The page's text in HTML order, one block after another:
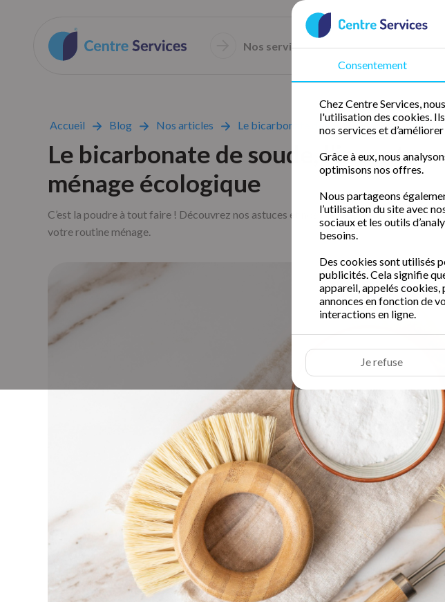
Nos services 50 % de crédit d’impôt
Consentement
Chez Centre Services,
l'utilisation des cookies.
nos services et
Grâce à eux, nous
optimisons nos offres.
Nous partageons
l’utilisation du site avec
sociaux et les outils
besoins.
Des cookies sont utilisés
publicités. Cela signifie
appareil, appelés
annonces en fonction de
interactions en ligne.
Je refuse
Accueil Blog Nos articles Le bicarbonate de soude l incontournable
Le bicarbonate de soude,
ménage écologique
C’est la poudre à tout faire ! Découvrez nos astuces et nos conseils pour bien
votre routine ménage.